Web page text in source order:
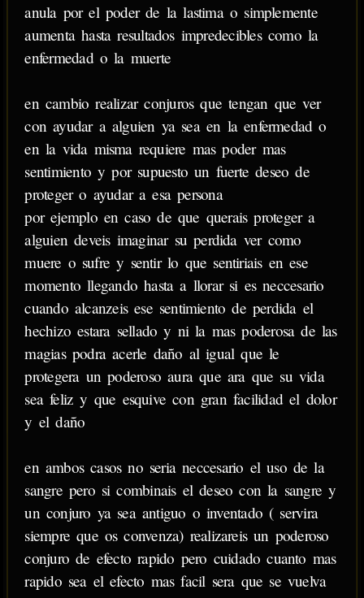
anula por el poder de la lastima o simplemente
aumenta hasta resultados impredecibles como la
enfermedad o la muerte
en cambio realizar conjuros que tengan que ver
con ayudar a alguien ya sea en la enfermedad o
en la vida misma requiere mas poder mas
sentimiento y por supuesto un fuerte deseo de
proteger o ayudar a esa persona
por ejemplo en caso de que querais proteger a
alguien deveis imaginar su perdida ver como
muere o sufre y sentir lo que sentiriais en ese
momento llegando hasta a llorar si es neccesario
cuando alcanzeis ese sentimiento de perdida el
hechizo estara sellado y ni la mas poderosa de las
magias podra acerle daño al igual que le
protegera un poderoso aura que ara que su vida
sea feliz y que esquive con gran facilidad el dolor
y el daño
en ambos casos no seria neccesario el uso de la
sangre pero si combinais el deseo con la sangre y
un conjuro ya sea antiguo o inventado ( servira
siempre que os convenza) realizareis un poderoso
conjuro de efecto rapido pero cuidado cuanto mas
rapido sea el efecto mas facil sera que se vuelva